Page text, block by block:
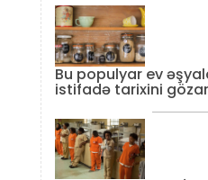
Bu populyar ev
istifadə tarixini